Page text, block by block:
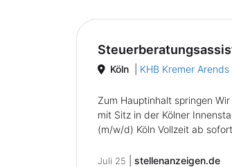
Köln KHB Kremer
Zum Hauptinhalt springen
mit Sitz in der Kölner
(m/w/d) Köln Vollzeit ab
Juli 25 stellenanzeigen.de